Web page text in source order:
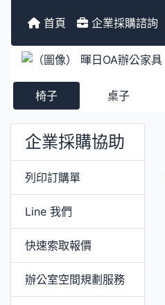
首頁 企業採購諮詢
椅子 桌子
企業採購協助
列印訂購單
Line 我們
快速索取報價
辦公室空間規劃服務